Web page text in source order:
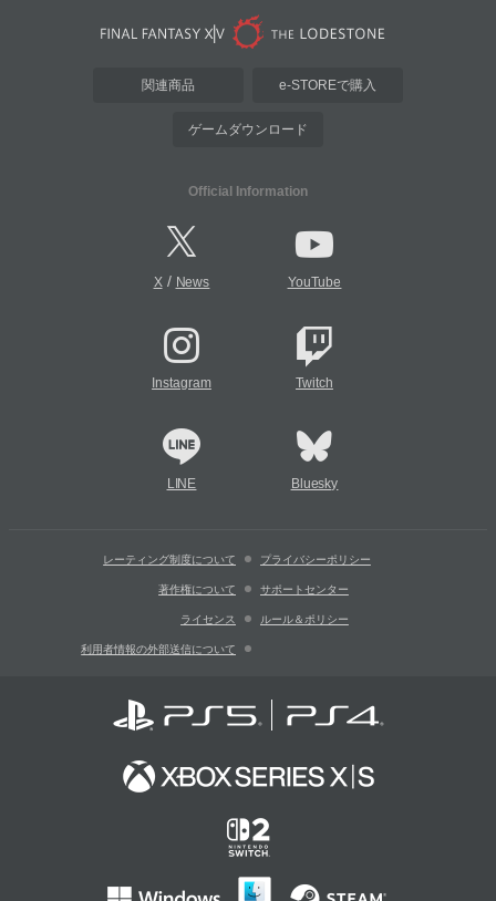
関連商品 e-STOREで購入
ゲームダウンロード
Official Information
X/ News YouTube
Instagram Twitch
LINE Bluesky
レーティング制度について プライバシーポリシー
著作権について サポートセンター
ライセンス ルール＆ポリシー
利用者情報の外部送信について